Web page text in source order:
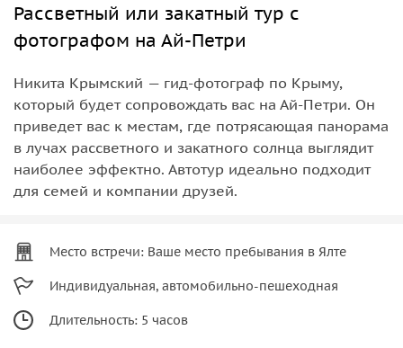
Рассветный или закатный тур с
фотографом на Ай-Петри
Никита Крымский — гид-фотограф по Крыму,
который будет сопровождать вас на Ай-Петри. Он
приведет вас к местам, где потрясающая панорама
в лучах рассветного и закатного солнца выглядит
наиболее эффектно. Автотур идеально подходит
для семей и компании друзей.
Место встречи: Ваше место пребывания в Ялте
Индивидуальная, автомобильно-пешеходная
Длительность: 5 часов